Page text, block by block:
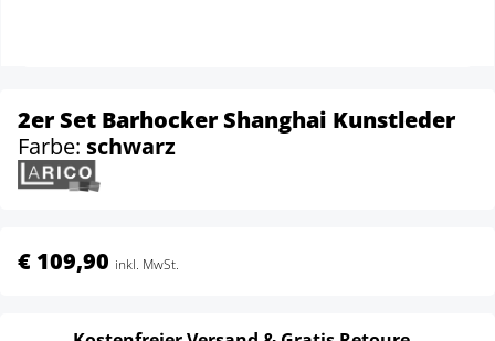
2er Set Barhocker Shanghai Kunstleder
Farbe: schwarz
€ 109,90 inkl. MwSt.